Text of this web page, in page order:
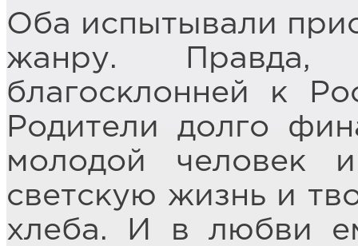
Оба испытывали
жанру.
благосклонней к
Родители долго
молодой человек
светскую жизнь и
хлеба. И в любви